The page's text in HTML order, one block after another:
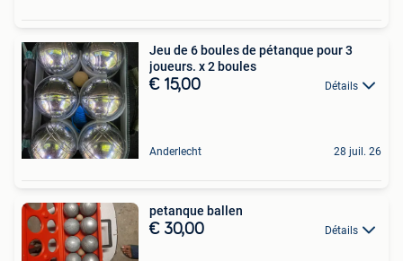
Jeu de 6 boules de pétanque pour 3
joueurs. x 2 boules
€ 15,00 Détails
Anderlecht 28 juil. 26
petanque ballen
€ 30,00 Détails